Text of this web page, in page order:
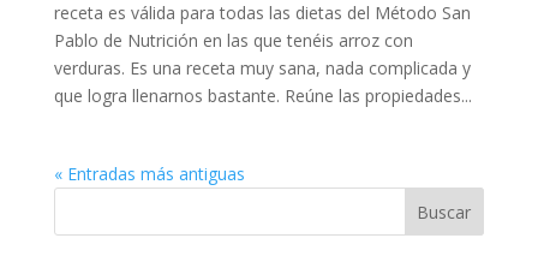
receta es válida para todas las dietas del Método San
Pablo de Nutrición en las que tenéis arroz con
verduras. Es una receta muy sana, nada complicada y
que logra llenarnos bastante. Reúne las propiedades...
« Entradas más antiguas